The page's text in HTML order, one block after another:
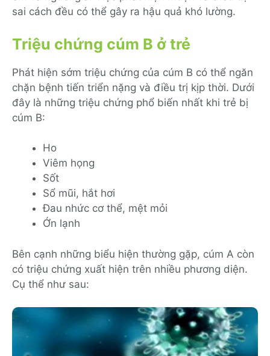
sai cách đều có thể gây ra hậu quả khó lường.
Triệu chứng cúm B ở trẻ
Phát hiện sớm triệu chứng của cúm B có thể ngăn
chặn bệnh tiến triển nặng và điều trị kịp thời. Dưới
đây là những triệu chứng phổ biến nhất khi trẻ bị
cúm B:
Ho
Viêm họng
Sốt
Sổ mũi, hắt hơi
Đau nhức cơ thể, mệt mỏi
Ớn lạnh
Bên cạnh những biểu hiện thường gặp, cúm A còn
có triệu chứng xuất hiện trên nhiều phương diện.
Cụ thể như sau: